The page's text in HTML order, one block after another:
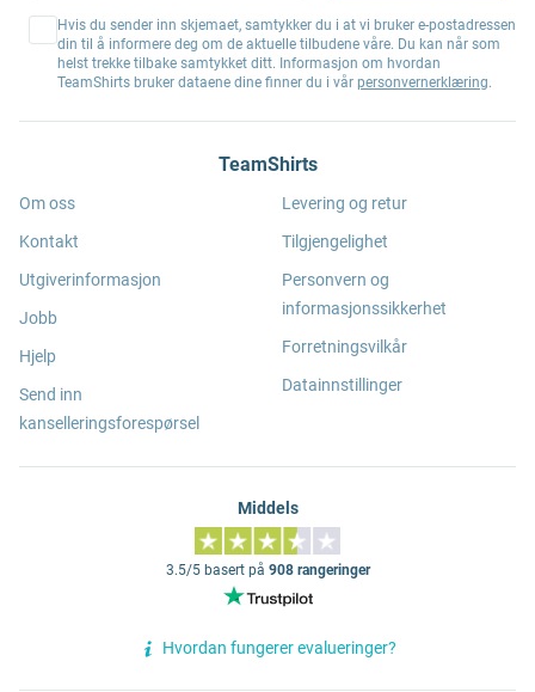
Hvis du sender inn skjemaet, samtykker du i at vi bruker e-postadressen
din til å informere deg om de aktuelle tilbudene våre. Du kan når som
helst trekke tilbake samtykket ditt. Informasjon om hvordan
TeamShirts bruker dataene dine finner du i vår personvernerklæring.
TeamShirts
Om oss
Kontakt
Utgiverinformasjon
Jobb
Hjelp
Send inn
kanselleringsforespørsel
Levering og retur
Tilgjengelighet
Personvern og
informasjonssikkerhet
Forretningsvilkår
Datainnstillinger
Middels
3.5/5 basert på 908 rangeringer
Hvordan fungerer evalueringer?